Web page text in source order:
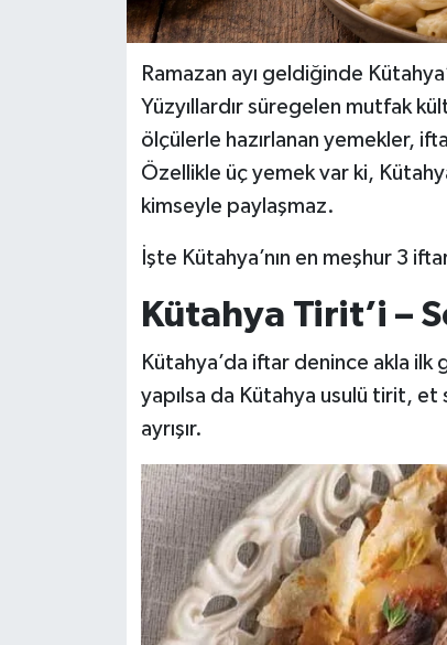
Ramazan ayı geldiğinde
Yüzyıllardır süregelen mutfak
ölçülerle hazırlanan yemekler,
Özellikle üç yemek var ki,
kimseyle paylaşmaz.
İşte Kütahya’nın en meşhur 3
Kütahya Tirit’i –
Kütahya’da iftar denince akla ilk
yapılsa da Kütahya usulü tirit, et
ayrışır.